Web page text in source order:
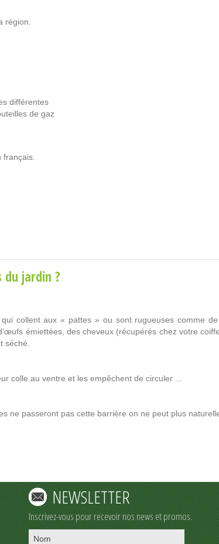
région.
différentes
de gaz
jardin ?
collent aux « pattes » ou sont rugueuses comme
émiettées, des cheveux (récupérés chez votre
séché.
colle au ventre et les empêchent de circuler ...
ne passeront pas cette barrière on ne peut plus
NEWSLETTER
Inscrivez-vous pour recevoir nos news et promos.